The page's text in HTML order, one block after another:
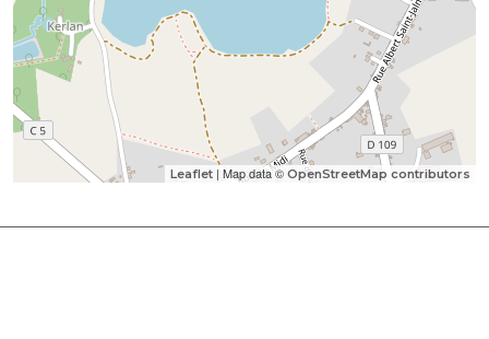
Leaflet | Map data © OpenStreetMap contributors